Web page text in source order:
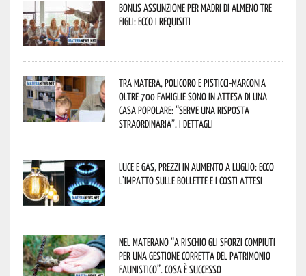
Bonus assunzione per madri di almeno tre
figli: ecco i requisiti
Tra Matera, Policoro e Pisticci-Marconia
oltre 700 famiglie sono in attesa di una
casa popolare: “serve una risposta
straordinaria”. I dettagli
Luce e gas, prezzi in aumento a luglio: ecco
l’impatto sulle bollette e i costi attesi
Nel materano “a rischio gli sforzi compiuti
per una gestione corretta del patrimonio
faunistico”. Cosa è successo